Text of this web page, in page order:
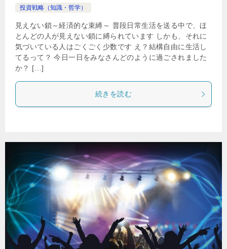
投資戦略（知識・哲学）
見えない鎖～経済的な束縛～ 普段日常生活を送る中で、ほ
とんどの人が見えない鎖に縛られています しかも、それに
気づいている人はごくごく少数です え？結構自由に生活し
てるって？ 今日一日をみなさんどのように過ごされました
か？ […]
続きを読む